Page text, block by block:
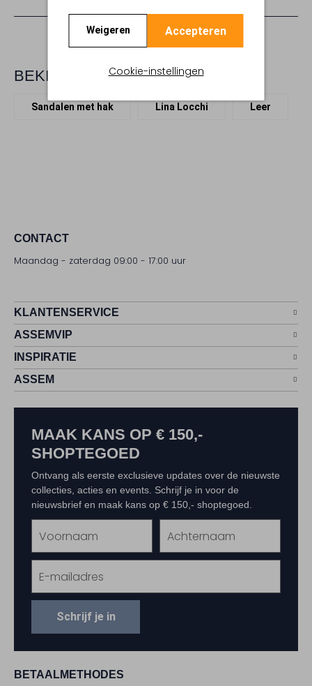
Weigeren Accepteren
Cookie-instellingen
BEKIJK MEER
Sandalen met hak Lina Locchi Leer
CONTACT
Maandag - zaterdag 09:00 - 17:00 uur
KLANTENSERVICE
ASSEMVIP
INSPIRATIE
ASSEM
BETAALMETHODES
MAAK KANS OP € 150,-
SHOPTEGOED
Ontvang als eerste exclusieve updates over de nieuwste
collecties, acties en events. Schrijf je in voor de
nieuwsbrief en maak kans op € 150,- shoptegoed.
Schrijf je in